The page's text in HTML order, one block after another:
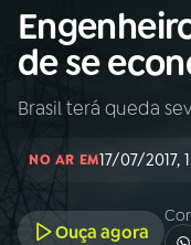
Buscar
na
Rádio
Nacional
01INÍCIO
de se
Brasil terá queda
NO AR EM17/07/2017,
Ouça agora